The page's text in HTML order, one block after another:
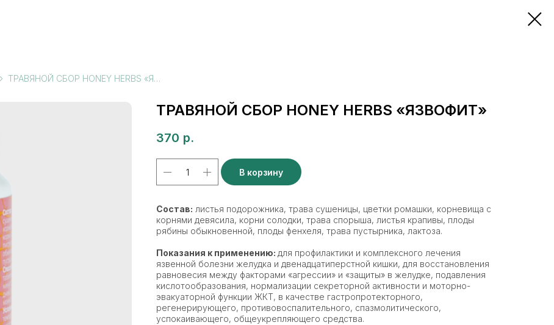
ТРАВЯНОЙ СБОР HONEY HERBS «ЯЗВОФИТ»
ТРАВЯНОЙ СБОР HONEY HERBS «ЯЗВОФИТ»
370 р.
В корзину
Состав: листья подорожника, трава сушеницы, цветки ромашки, корневища с
корнями девясила, корни солодки, трава спорыша, листья крапивы, плоды
рябины обыкновенной, плоды фенхеля, трава пустырника, лактоза.
Показания к применению: для профилактики и комплексного лечения
язвенной болезни желудка и двенадцатиперстной кишки, для восстановления
равновесия между факторами «агрессии» и «защиты» в желудке, подавления
кислотообразования, нормализации секреторной активности и моторно-
эвакуаторной функции ЖКТ, в качестве гастропротекторного,
регенерирующего, противовоспалительного, спазмолитического,
успокаивающего, общеукрепляющего средства.